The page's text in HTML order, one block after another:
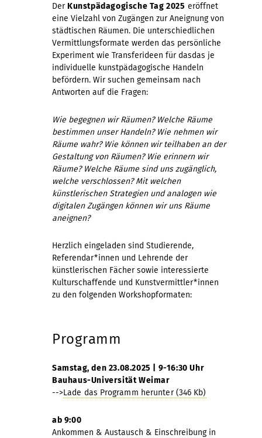
DerKunstpädagogische Tag 2025 eröffnet
eine Vielzahl von Zugängen zur Aneignung von
städtischen Räumen. Die unterschiedlichen
Vermittlungsformate werden das persönliche
Experiment wie Transferideen für dasdas je
individuelle kunstpädagogische Handeln
befördern. Wir suchen gemeinsam nach
Antworten auf die Fragen:
Wie begegnen wir Räumen? Welche Räume
bestimmen unser Handeln? Wie nehmen wir
Räume wahr? Wie können wir teilhaben an der
Gestaltung von Räumen? Wie erinnern wir
Räume? Welche Räume sind uns zugänglich,
welche verschlossen? Mit welchen
künstlerischen Strategien und analogen wie
digitalen Zugängen können wir uns Räume
aneignen?
Herzlich eingeladen sind Studierende,
Referendar*innen und Lehrende der
künstlerischen Fächer sowie interessierte
Kulturschaffende und Kunstvermittler*innen
zu den folgenden Workshopformaten:
Programm
Samstag, den 23.08.2025 | 9-16:30 Uhr
Bauhaus-Universität Weimar
-->Lade das Programm herunter (346 Kb)
ab 9:00
Ankommen & Austausch & Einschreibung in